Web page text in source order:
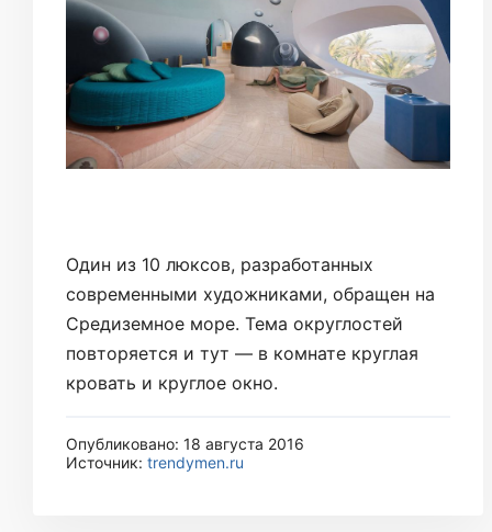
Один из 10 люксов, разработанных
современными художниками, обращен на
Средиземное море. Тема округлостей
повторяется и тут — в комнате круглая
кровать и круглое окно.
Опубликовано: 18 августа 2016
Источник: trendymen.ru